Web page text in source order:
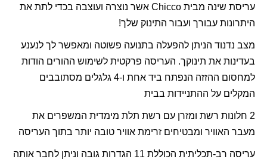
עריסת שינה מבית Chicco אשר נוצרה ועוצבה בכדי לתת את
היתרונות עבורך ועבור התינוק שלך!
מצב נדנוד הניתן להפעלה בתנועה פשוטה ומאפשר לך לנענע
בעדינות את תינוקך. העריסה פרקטית לשימוש ההורים הודות
למחסום ההזזה הנפתח ביד אחת ו-4 גלגלים מסתובבים
המקלים על ההתניידות בבית
2 חלונות רשת ומזרן עם רשת תלת מימדית המשפרים את
מעבר האוויר ומבטיחים זרימת אוויר טובה יותר בתוך העריסה
עריסה רב-תכליתית הכוללת 11 הגדרות גובה וניתן לחבר אותה